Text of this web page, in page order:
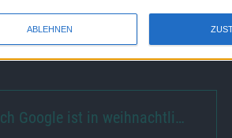
ABLEHNEN
Stellen, damit sie zu den glücklichen
Google ist in weihnachtli…